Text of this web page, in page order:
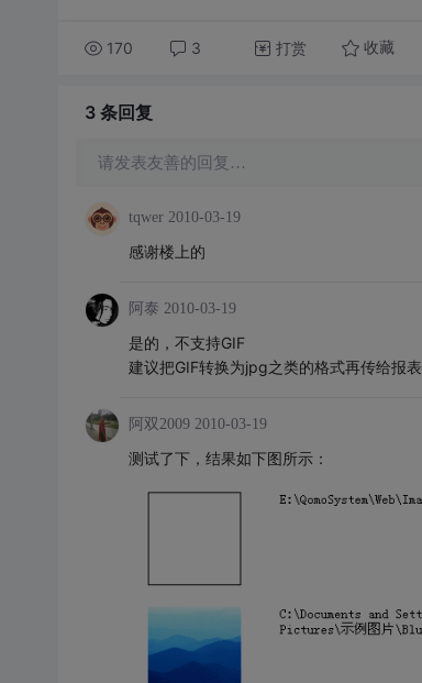
170 3 打赏 收藏
3 条回复
请发表友善的回复…
tqwer 2010-03-19
感谢楼上的
阿泰 2010-03-19
是的，不支持GIF
建议把GIF转换为jpg之类的格式再传给报表
阿双2009 2010-03-19
测试了下，结果如下图所示：